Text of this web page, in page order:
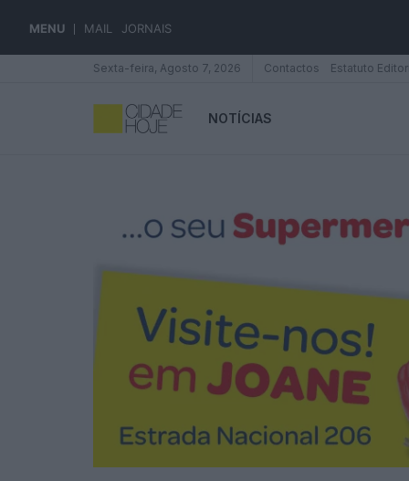
MENU MAIL JORNAIS
Sexta-feira, Agosto 7, 2026 Contactos Estatuto
NOTÍCIAS